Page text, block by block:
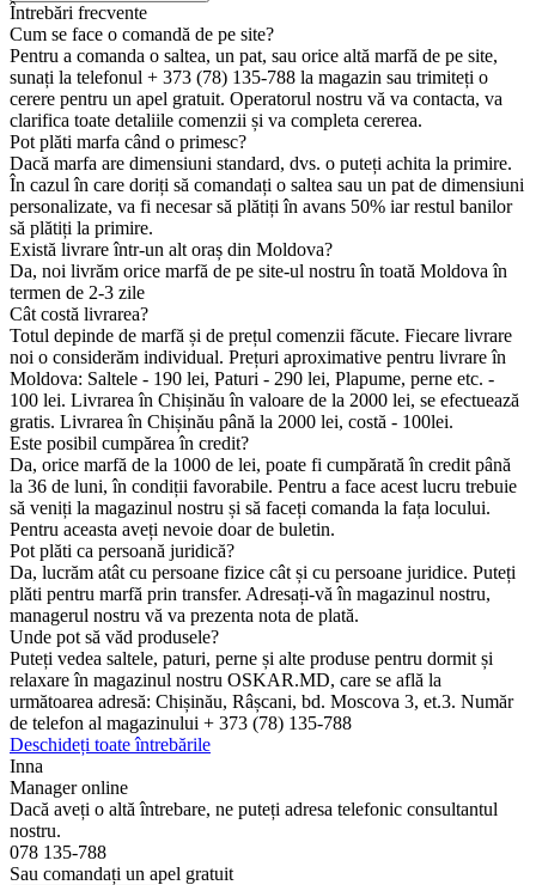
Întrebări frecvente
Cum se face o comandă de pe site?
Pentru a comanda o saltea, un pat, sau orice altă marfă de pe site,
sunați la telefonul + 373 (78) 135-788 la magazin sau trimiteți o
cerere pentru un apel gratuit. Operatorul nostru vă va contacta, va
clarifica toate detaliile comenzii și va completa cererea.
Pot plăti marfa când o primesc?
Dacă marfa are dimensiuni standard, dvs. o puteți achita la primire.
În cazul în care doriți să comandați o saltea sau un pat de dimensiuni
personalizate, va fi necesar să plătiți în avans 50% iar restul banilor
să plătiți la primire.
Există livrare într-un alt oraș din Moldova?
Da, noi livrăm orice marfă de pe site-ul nostru în toată Moldova în
termen de 2-3 zile
Cât costă livrarea?
Totul depinde de marfă și de prețul comenzii făcute. Fiecare livrare
noi o considerăm individual. Prețuri aproximative pentru livrare în
Moldova: Saltele - 190 lei, Paturi - 290 lei, Plapume, perne etc. -
100 lei. Livrarea în Chișinău în valoare de la 2000 lei, se efectuează
gratis. Livrarea în Chișinău până la 2000 lei, costă - 100lei.
Este posibil cumpărea în credit?
Da, orice marfă de la 1000 de lei, poate fi cumpărată în credit până
la 36 de luni, în condiții favorabile. Pentru a face acest lucru trebuie
să veniți la magazinul nostru și să faceți comanda la fața locului.
Pentru aceasta aveți nevoie doar de buletin.
Pot plăti ca persoană juridică?
Da, lucrăm atât cu persoane fizice cât și cu persoane juridice. Puteți
plăti pentru marfă prin transfer. Adresați-vă în magazinul nostru,
managerul nostru vă va prezenta nota de plată.
Unde pot să văd produsele?
Puteți vedea saltele, paturi, perne și alte produse pentru dormit și
relaxare în magazinul nostru OSKAR.MD, care se află la
următoarea adresă: Chișinău, Râșcani, bd. Moscova 3, et.3. Număr
de telefon al magazinului + 373 (78) 135-788
Deschideți toate întrebările
Inna
Manager online
Dacă aveți o altă întrebare, ne puteți adresa telefonic consultantul
nostru.
078 135-788
Sau comandați un apel gratuit